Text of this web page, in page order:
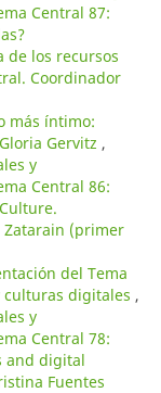
Central 87:
de los recursos
Coordinador
más íntimo:
Gervitz ,
y
Central 86:
Zatarain (primer
del Tema
culturas digitales ,
y
Central 78:
and digital
Fuentes